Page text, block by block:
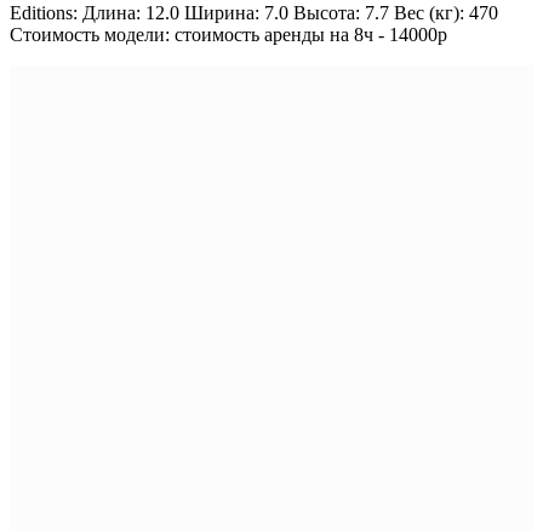
Editions: Длина: 12.0 Ширина: 7.0 Высота: 7.7 Вес (кг): 470
Стоимость модели: стоимость аренды на 8ч - 14000р